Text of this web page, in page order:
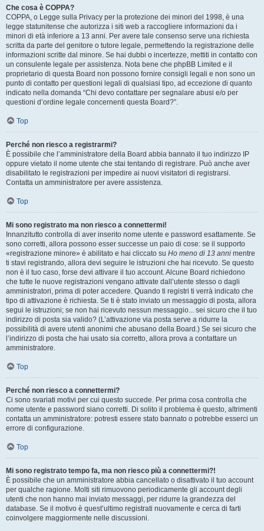
Che cosa è COPPA?
COPPA, o Legge sulla Privacy per la protezione dei minori del 1998, è una
legge statunitense che autorizza i siti web a raccogliere informazioni da i
minori di età inferiore a 13 anni. Per avere tale consenso serve una richiesta
scritta da parte del genitore o tutore legale, permettendo la registrazione delle
informazioni scritte dal minore. Se hai dubbi o incertezze, mettiti in contatto con
un consulente legale per assistenza. Nota bene che phpBB Limited e il
proprietario di questa Board non possono fornire consigli legali e non sono un
punto di contatto per questioni legali di qualsiasi tipo, ad eccezione di quanto
indicato nella domanda “Chi devo contattare per segnalare abusi e/o per
questioni d’ordine legale concernenti questa Board?”.
Top
Perché non riesco a registrarmi?
È possibile che l’amministratore della Board abbia bannato il tuo indirizzo IP
oppure vietato il nome utente che stai tentando di registrare. Può anche aver
disabilitato le registrazioni per impedire ai nuovi visitatori di registrarsi.
Contatta un amministratore per avere assistenza.
Top
Mi sono registrato ma non riesco a connettermi!
Innanzitutto controlla di aver inserito nome utente e password esattamente. Se
sono corretti, allora possono esser successe un paio di cose: se il supporto
«registrazione minore» è abilitato e hai cliccato su Ho meno di 13 anni mentre
ti stavi registrando, allora devi seguire le istruzioni che hai ricevuto. Se questo
non è il tuo caso, forse devi attivare il tuo account. Alcune Board richiedono
che tutte le nuove registrazioni vengano attivate dall’utente stesso o dagli
amministratori, prima di poter accedere. Quando ti registri ti verrà indicato che
tipo di attivazione è richiesta. Se ti è stato inviato un messaggio di posta, allora
segui le istruzioni; se non hai ricevuto nessun messaggio... sei sicuro che il tuo
indirizzo di posta sia valido? (L’attivazione via posta serve a ridurre la
possibilità di avere utenti anonimi che abusano della Board.) Se sei sicuro che
l’indirizzo di posta che hai usato sia corretto, allora prova a contattare un
amministratore.
Top
Perché non riesco a connettermi?
Ci sono svariati motivi per cui questo succede. Per prima cosa controlla che
nome utente e password siano corretti. Di solito il problema è questo, altrimenti
contatta un amministratore: potresti essere stato bannato o potrebbe esserci un
errore di configurazione.
Top
Mi sono registrato tempo fa, ma non riesco più a connettermi?!
È possibile che un amministratore abbia cancellato o disattivato il tuo account
per qualche ragione. Molti siti rimuovono periodicamente gli account degli
utenti che non hanno mai inviato messaggi, per ridurre la grandezza del
database. Se il motivo è quest’ultimo registrati nuovamente e cerca di farti
coinvolgere maggiormente nelle discussioni.